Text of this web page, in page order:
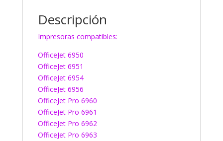
Descripción
Impresoras compatibles:
OfficeJet 6950
OfficeJet 6951
OfficeJet 6954
OfficeJet 6956
OfficeJet Pro 6960
OfficeJet Pro 6961
OfficeJet Pro 6962
OfficeJet Pro 6963